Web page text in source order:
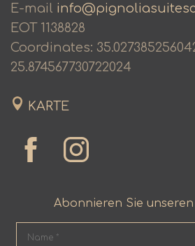
E-mail
ΕΟΤ 1138828
Coordinates:
25.874567730722024
KARTE
Abonnieren Sie